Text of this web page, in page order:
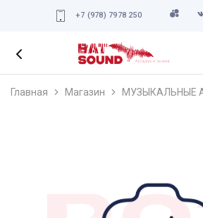
+7 (978) 7978 250
Главная Магазин МУЗЫКАЛЬНЫЕ